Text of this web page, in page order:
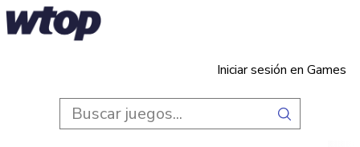
Iniciar sesión en Games